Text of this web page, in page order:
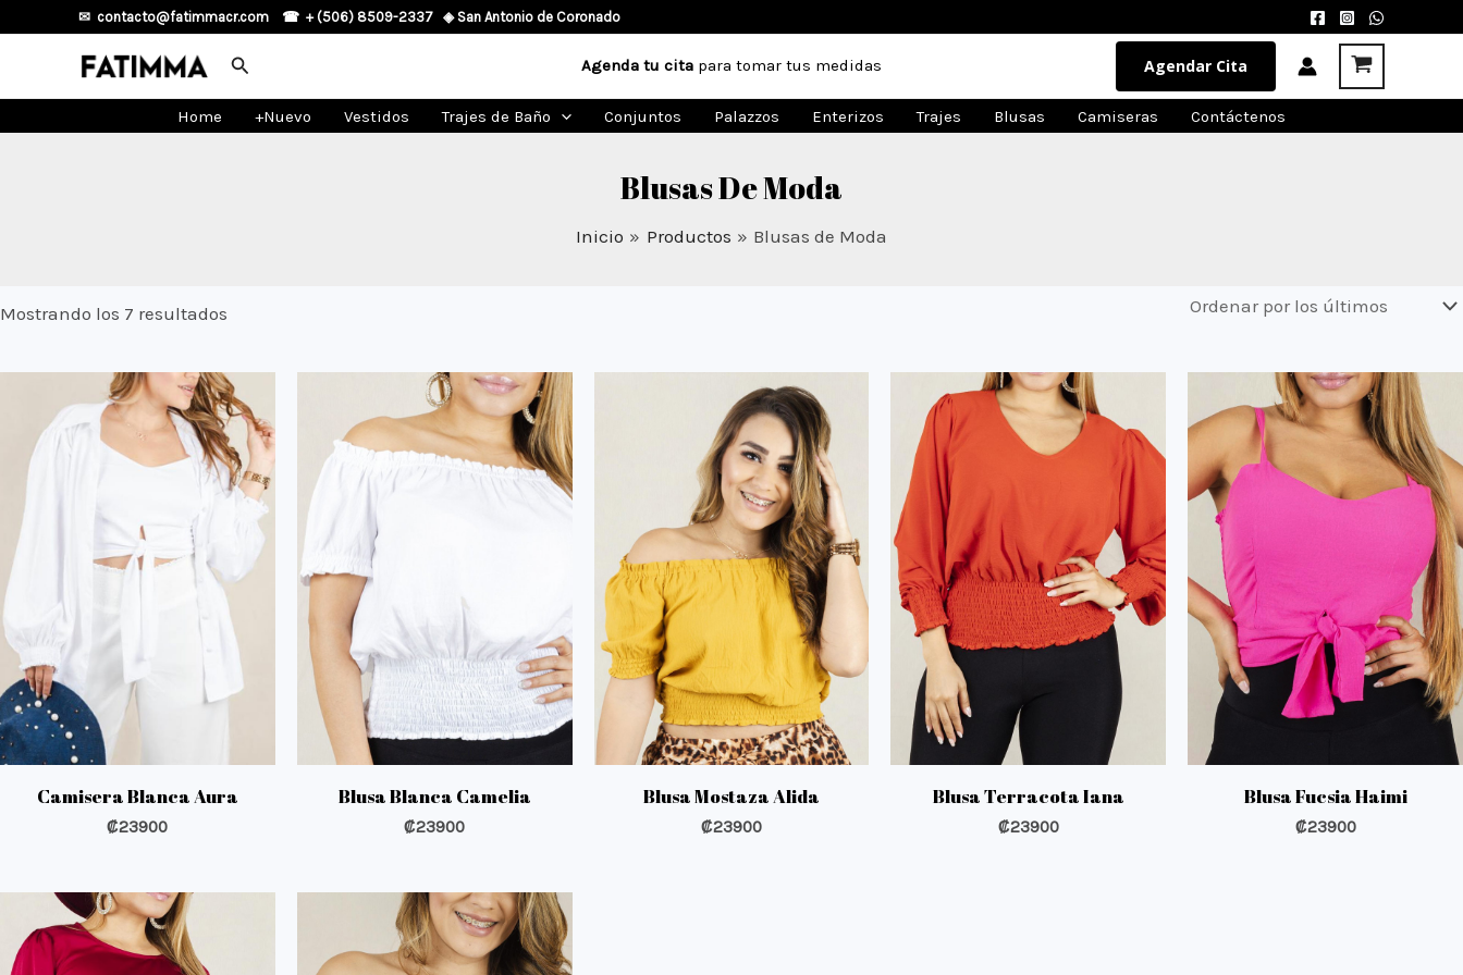
contenido
✉ contacto@fatimmacr.com ☎ + (506) 8509-2337 ◈ San Antonio de Coronado
Buscar Agenda tu cita para tomar tus medidas Agendar Cita
Home +Nuevo Vestidos Trajes de Baño Conjuntos Palazzos Enterizos Trajes Blusas Camiseras Contáctenos
Blusas De Moda
Inicio Productos Blusas de Moda
Mostrando los 7 resultados
últimos
Camisera Blanca Aura
₡23900
Blusa Blanca Camelia
₡23900
Blusa Mostaza Alida
₡23900
Blusa Terracota Iana
₡23900
Blusa Fucsia Haimi
₡23900